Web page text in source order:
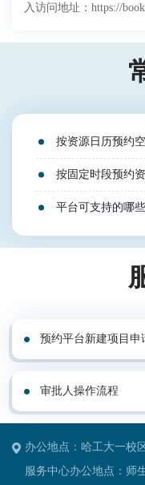
入访问地址：https://
按资源日历预约
按固定时段预约
平台可支持的哪
预约平台新建项目申
审批人操作流程
办公地点：哈工大一校
服务中心办公地点：师